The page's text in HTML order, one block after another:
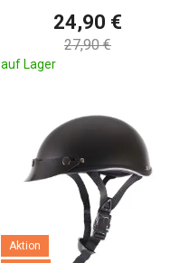
24,90 €
27,90 €
auf Lager
Aktion